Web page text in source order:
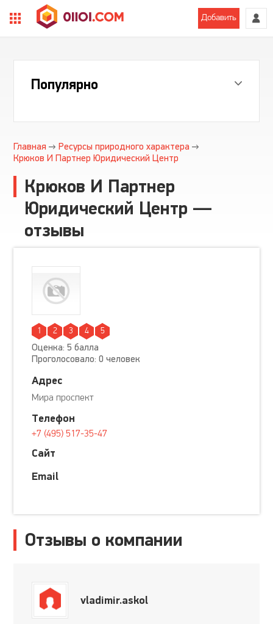
Добавить
Популярно
Главная
Ресурсы природного характера
Крюков И Партнер Юридический Центр
Крюков И Партнер
Юридический Центр —
отзывы
1 2 3 4 5
Оценка: 5 балла
Проголосовало: 0 человек
Адрес
Мира проспект
Телефон
+7 (495) 517-35-47
Сайт
Email
Отзывы о компании
vladimir.askol